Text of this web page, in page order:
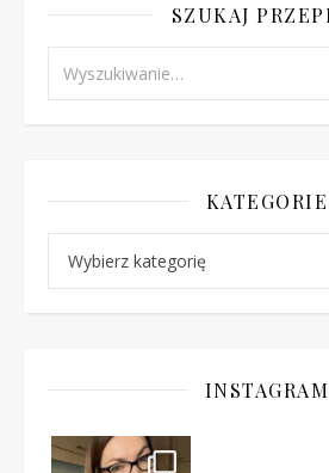
SZUKAJ
KATEGORIE
INSTAGRAM